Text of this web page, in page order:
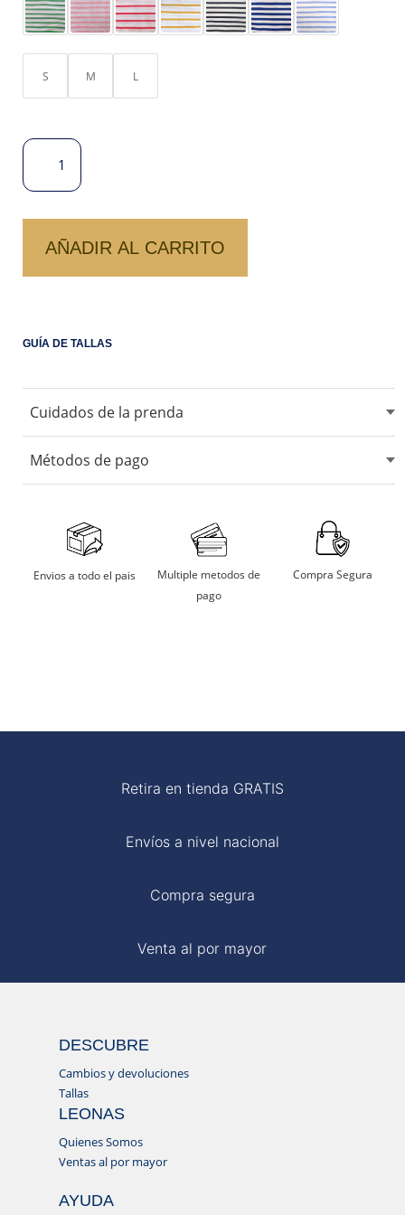
S/ 79.00.S/ 50.00.
S M L
POLO
COTTON
LISTADO
AÑADIR AL CARRITO
GUÍA DE TALLAS
Cuidados de la prenda
No usar maquina secadora.
Secarlo en sombra.
Planchar a temperatura moderada
Métodos de pago
Aceptamos tarjetas de crédito, débito, transferencias
bancarias y billeteras digitales.
Envios a todo el pais
Multiple metodos de
pago
Compra Segura
Retira en tienda GRATIS
Envíos a nivel nacional
Compra segura
Venta al por mayor
DESCUBRE
Cambios y devoluciones
Tallas
LEONAS
Quienes Somos
Ventas al por mayor
AYUDA